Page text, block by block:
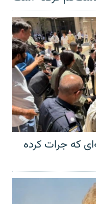
که جرات کرده